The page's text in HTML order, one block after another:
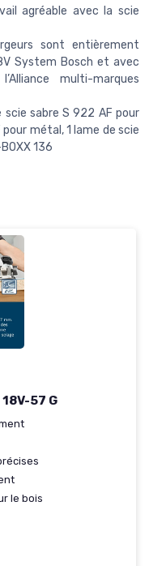
agréable avec la scie
sont entièrement
System Bosch et avec
multi-marques
scie sabre S 922 AF pour
métal, 1 lame de scie
136
57 G
le bois